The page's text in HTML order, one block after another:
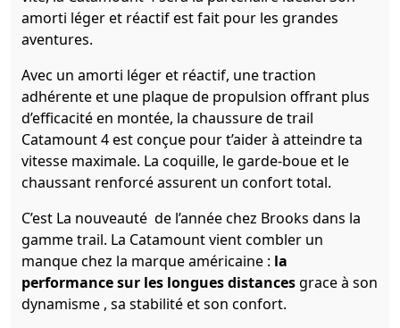
amorti léger et réactif est fait pour les grandes
aventures.
Avec un amorti léger et réactif, une traction
adhérente et une plaque de propulsion offrant plus
d’efficacité en montée, la chaussure de trail
Catamount 4 est conçue pour t’aider à atteindre ta
vitesse maximale. La coquille, le garde-boue et le
chaussant renforcé assurent un confort total.
C’est La nouveauté de l’année chez Brooks dans la
gamme trail. La Catamount vient combler un
manque chez la marque américaine : la
performance sur les longues distancesgrace à son
dynamisme , sa stabilité et son confort.